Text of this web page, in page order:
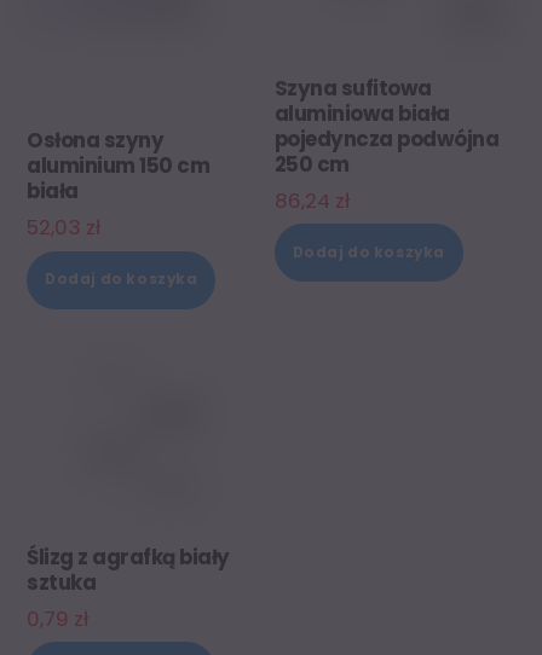
Osłona szyny
aluminium 150 cm
biała
52,03 zł
Dodaj do koszyka
Szyna sufitowa
aluminiowa biała
pojedyncza podwójna
250 cm
86,24 zł
Dodaj do koszyka
Ślizg z agrafką biały
sztuka
0,79 zł